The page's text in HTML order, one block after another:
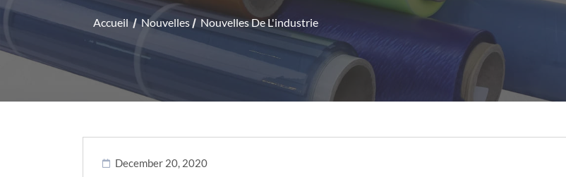
Accueil Nouvelles Nouvelles De L'industrie
December 20, 2020